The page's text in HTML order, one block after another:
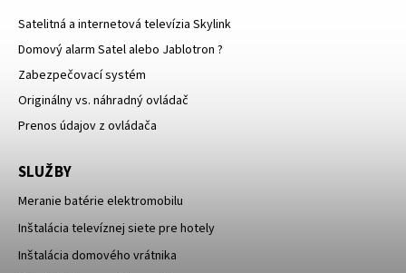
Satelitná a internetová televízia Skylink
Domový alarm Satel alebo Jablotron ?
Zabezpečovací systém
Originálny vs. náhradný ovládač
Prenos údajov z ovládača
SLUŽBY
Meranie batérie elektromobilu
Inštalácia televíznej siete pre hotely
Inštalácia domového vrátnika